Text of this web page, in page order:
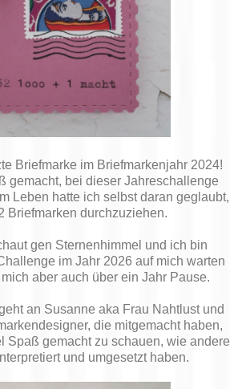
Briefmarke im Briefmarkenjahr 2024!
gemacht, bei dieser Jahreschallenge
Leben hatte ich selbst daran geglaubt,
Briefmarken durchzuziehen.
gen Sternenhimmel und ich bin
im Jahr 2026 auf mich warten
aber auch über ein Jahr Pause.
an Susanne aka Frau Nahtlust und
die mitgemacht haben,
Spaß gemacht zu schauen, wie andere
und umgesetzt haben.